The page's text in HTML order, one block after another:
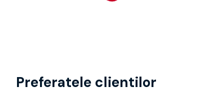
Preferatele clientilor